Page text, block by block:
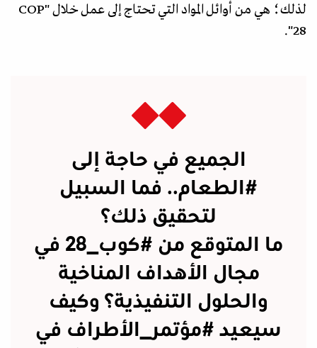
لذلك؛ هي من أوائل المواد التي تحتاج إلى عمل خلال "COP
28".
الجميع في حاجة إلى
#الطعام.. فما السبيل
لتحقيق ذلك؟
ما المتوقع من #كوب_28
في
مجال الأهداف المناخية
والحلول التنفيذية؟ وكيف
سيعيد #مؤتمر_الأطراف في